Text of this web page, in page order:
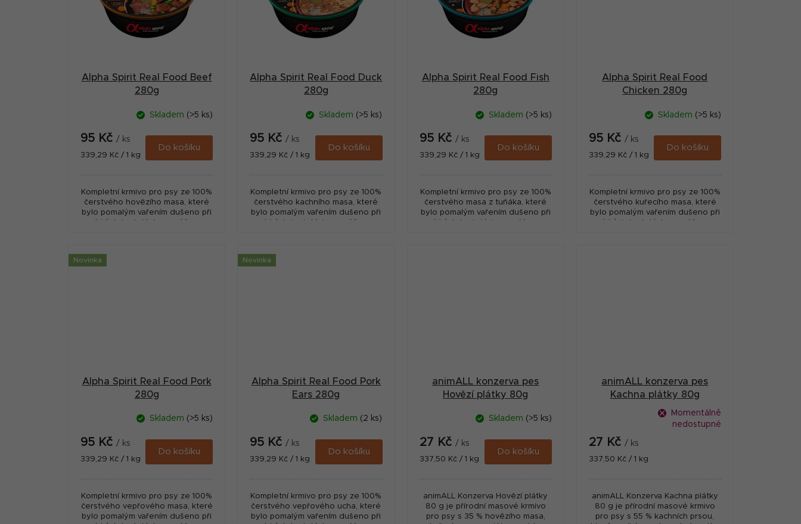
Alpha Spirit Real Food Beef
280g
Skladem (>5 ks)
95 Kč / ks
Měrná
339,29 Kč / 1 kg
Do košíku
Kompletní krmivo pro psy ze 100%
čerstvého hovězího masa, které
bylo pomalým vařením dušeno při
Alpha Spirit Real Food Duck
280g
Skladem (>5 ks)
95 Kč/ ks
Měrná
339,29 Kč / 1 kg
Do košíku
Kompletní krmivo pro psy ze 100%
čerstvého kachního masa, které
bylo pomalým vařením dušeno při
Alpha Spirit Real Food Fish
280g
Skladem (>5 ks)
95 Kč / ks
Měrná
339,29 Kč / 1 kg
Do košíku
Kompletní krmivo pro psy ze 100%
čerstvého masa z tuňáka, které
bylo pomalým vařením dušeno při
Alpha Spirit Real Food
Chicken 280g
Skladem (>5 ks)
95 Kč / ks
Měrná
339,29 Kč / 1 kg
Do košíku
Kompletní krmivo pro psy ze 100%
čerstvého kuřecího masa, které
bylo pomalým vařením dušeno při
Novinka
Alpha Spirit Real Food Pork
280g
Skladem (>5 ks)
95 Kč / ks
Měrná
339,29 Kč / 1 kg
Do košíku
Kompletní krmivo pro psy ze 100%
čerstvého vepřového masa, které
bylo pomalým vařením dušeno při
Novinka
Alpha Spirit Real Food Pork
Ears 280g
Skladem (2 ks)
95 Kč / ks
Měrná
339,29 Kč / 1 kg
Do košíku
Kompletní krmivo pro psy ze 100%
čerstvého vepřového ucha, které
bylo pomalým vařením dušeno při
animALL konzerva pes
Hovězí plátky 80g
Skladem (>5 ks)
27 Kč / ks
Měrná
337,50 Kč / 1 kg
Do košíku
animALL Konzerva Hovězí plátky
80 g je přírodní masové krmivo
pro psy s 35 % hovězího masa,
animALL konzerva pes
Kachna plátky 80g
Momentálně
nedostupné
27 Kč / ks
Měrná
337,50 Kč / 1 kg
animALL Konzerva Kachna plátky
80 g je přírodní masové krmivo
pro psy s 55 % kachních prsou,